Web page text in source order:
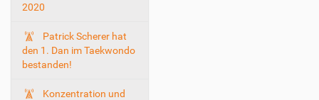
2020
Patrick Scherer hat
den 1. Dan im Taekwondo
bestanden!
Konzentration und